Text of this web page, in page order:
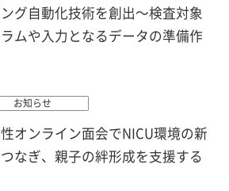
グ自動化技術を創出～検査対象
ムや入力となるデータの準備作
お知らせ
オンライン面会でNICU環境の新
なぎ、親子の絆形成を支援する